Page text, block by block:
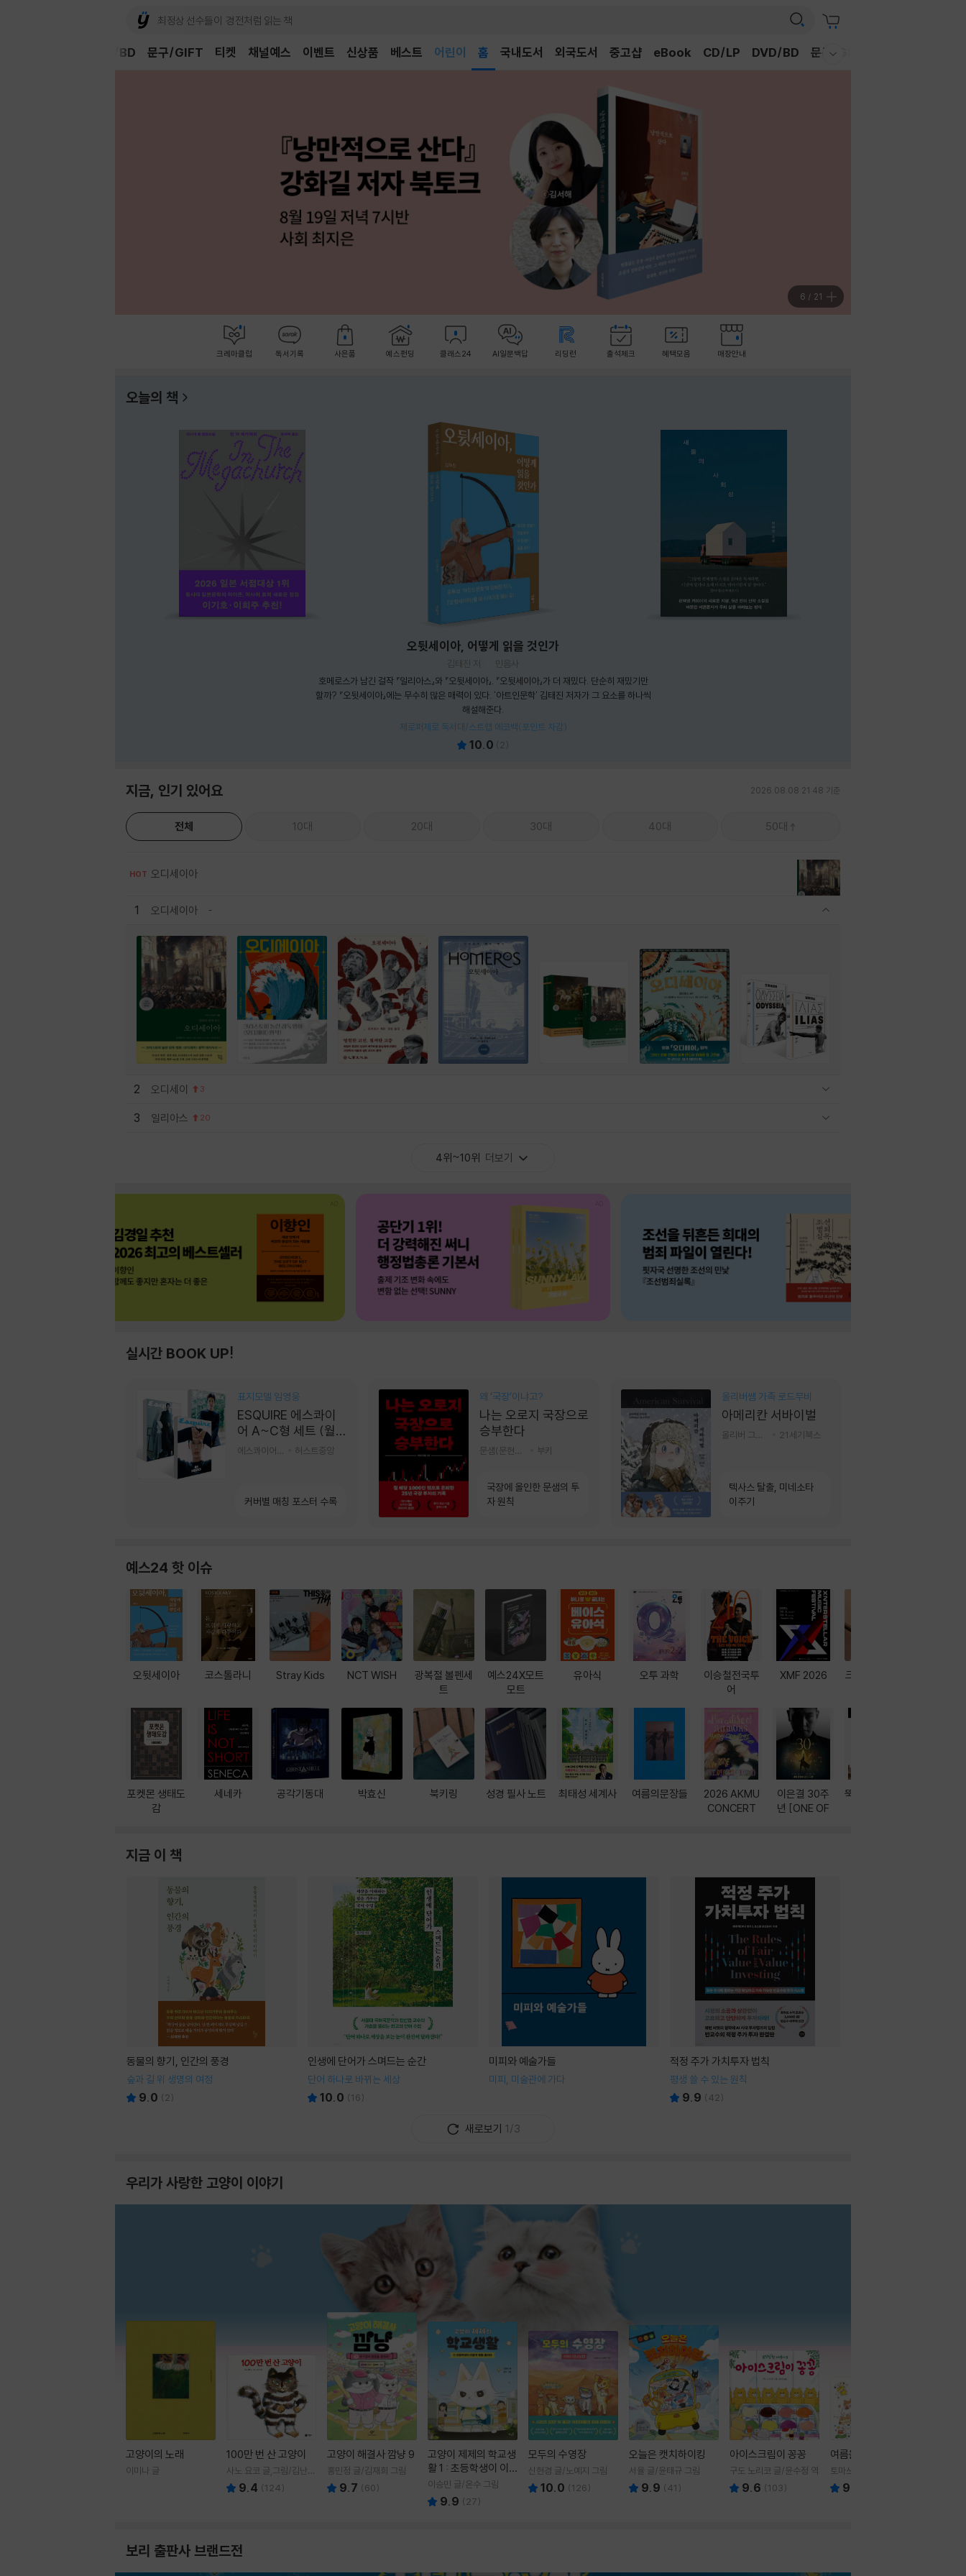
채널예스 이벤트 신상품 베스트
독후감
홈 국내도서 외국도서 중고샵 eBook CD/LP DVD/BD 문구/GIFT
DVD/BD 문구/GIFT 티켓
7 / 21
크레마클럽 독서기록 사은품 예스펀딩 클래스24 AI일문백답 리딩런 출석체크 혜택모음 매장안내
오늘의 책
오뒷세이아, 어떻게 읽을 것인가
김태진 저
민음사
호메로스가 남긴 걸작 『일리아스』와 『오뒷세이아』. 『오뒷세이아』가 더 재밌다. 단순히 재밌기만
할까? 『오뒷세이아』에는 무수히 많은 매력이 있다. '아트인문학' 김태진 저자가 그 요소를 하나씩
해설해준다.
제로퍼제로 독서대/스트랩 에코백(포인트 차감)
10.0 ( 2)
지금, 인기 있어요 2026.08.08 21:48 기준
전체 10대 20대 30대 40대 50대
HOT 오디세이아
1 오디세이아
2 오디세이 3
3 일리아스 20
4위~10위 더보기
실시간 BOOK UP!
표지모델 임영웅
ESQUIRE 에스콰이
어 A~C형 세트 (월
간) : 9월 [2026]
허스트중앙
커버별 매칭 포스터 수록
왜 ‘국장‘이냐고?
나는 오로지 국장으로
승부한다
부키
국장에 올인한 문샘의 투
자 원칙
올리버쌤 가족 로드무비
아메리칸 서바이벌
21세기북스
텍사스 탈출, 미네소타
이주기
예스24 핫 이슈
오뒷세이아
포켓몬 생태도
감
코스톨라니
세네카
Stray Kids
공각기동대
NCT WISH
박효신
광복절 볼펜세
트
북키링
예스24X모트
모트
성경 필사 노트
유아식
최태성 세계사
오투 과학
여름의문장들
이승철전국투
어
2026 AKMU
CONCERT
XMF 2026
이은결 30주
년 [ONE OF
크레마 이북 리
뚝딱! AI 3대장
지금 이 책
동물의 향기, 인간의 풍경
숲과 길 위 생명의 여정
9.0 ( 2)
인생에 단어가 스며드는 순간
단어 하나로 바뀌는 세상
10.0 (16)
미피와 예술가들
미피, 미술관에 가다
적정 주가 가치투자 법칙
평생 쓸 수 있는 원칙
9.9 (42)
새로보기 1/3
우리가 사랑한 고양이 이야기
고양이의 노래
이미나 글
100만 번 산 고양이
사노 요코 글,그림/김난주
역 9.4 (124)
고양이 해결사 깜냥 9
홍민정 글/김재희 그림
9.7 (60)
고양이 제제의 학교생
활 1 : 초등학생이 이
렇게 힘들 줄이야
이승민 글/온수 그림
9.9 ( 27)
모두의 수영장
신현경 글/노예지 그림
10.0 (126)
오늘은 캣치하이킹
서율 글/윤태규 그림
9.9 (41 )
아이스크림이 꽁꽁
구도 노리코 글/윤수정 역
9.6 (103)
여름을 부탁해
토마쓰리 글그림
9.8
보리 출판사 브랜드전